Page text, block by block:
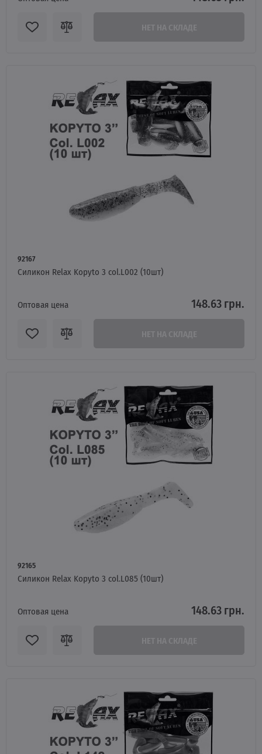
92167
Силикон Relax Kopyto 3 col.L002 (10шт)
Оптовая цена 148.63 грн.
92165
Силикон Relax Kopyto 3 col.L085 (10шт)
Оптовая цена 148.63 грн.